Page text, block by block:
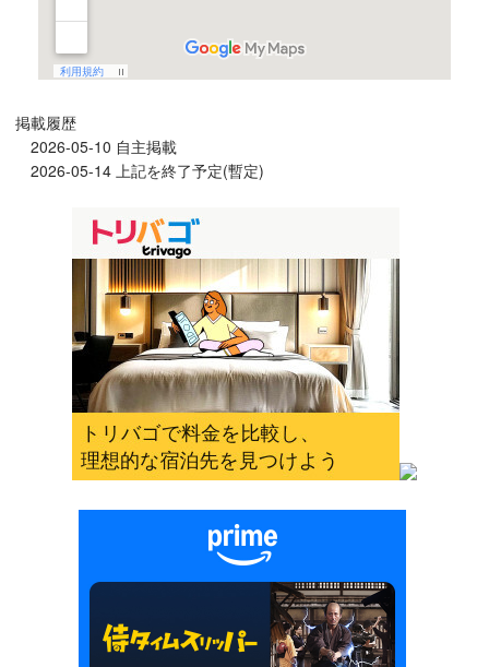
掲載履歴
2026-05-10 自主掲載
2026-05-14 上記を終了予定(暫定)